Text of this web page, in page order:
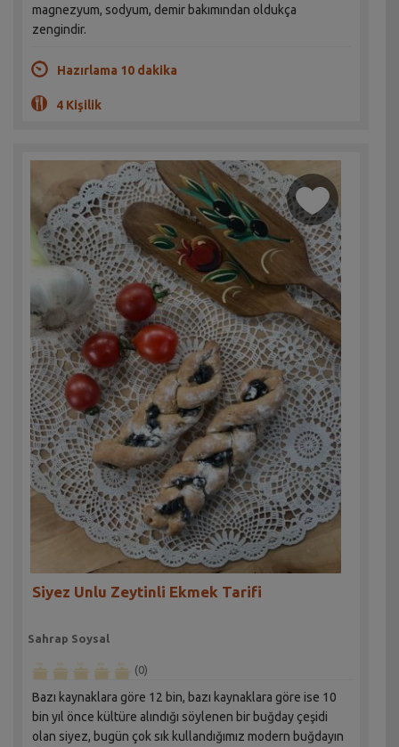
magnezyum, sodyum, demir bakımından oldukça
zengindir.
Hazırlama 10 dakika
4 Kişilik
Siyez Unlu Zeytinli Ekmek Tarifi
Sahrap Soysal
(0)
Bazı kaynaklara göre 12 bin, bazı kaynaklara göre ise 10
bin yıl önce kültüre alındığı söylenen bir buğday çeşidi
olan siyez, bugün çok sık kullandığımız modern buğdayın